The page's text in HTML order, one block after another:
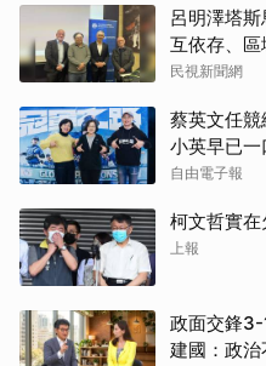
呂明澤塔
互依存、區
民視新聞網
蔡英文任競
小英早已一
自由電子報
柯文哲實
上報
政面交鋒3-
建國：政